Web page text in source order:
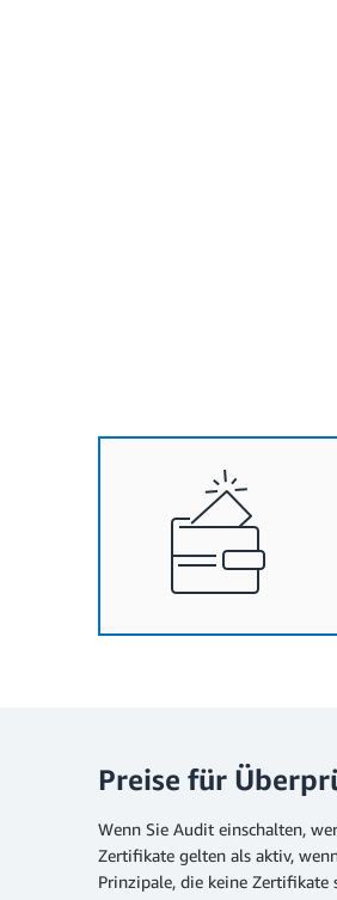
Preise für
Wenn Sie Audit einschalten,
Zertifikate gelten als aktiv,
Prinzipale, die keine Zertifikate